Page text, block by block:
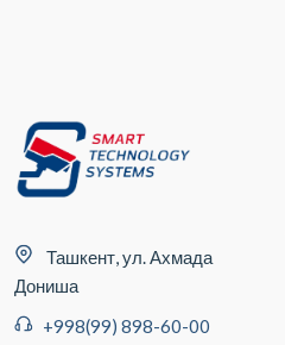
Ташкент, ул. Ахмада
Дониша
+998(99) 898-60-00